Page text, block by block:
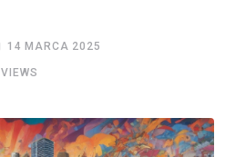
14 MARCA 2025
VIEWS